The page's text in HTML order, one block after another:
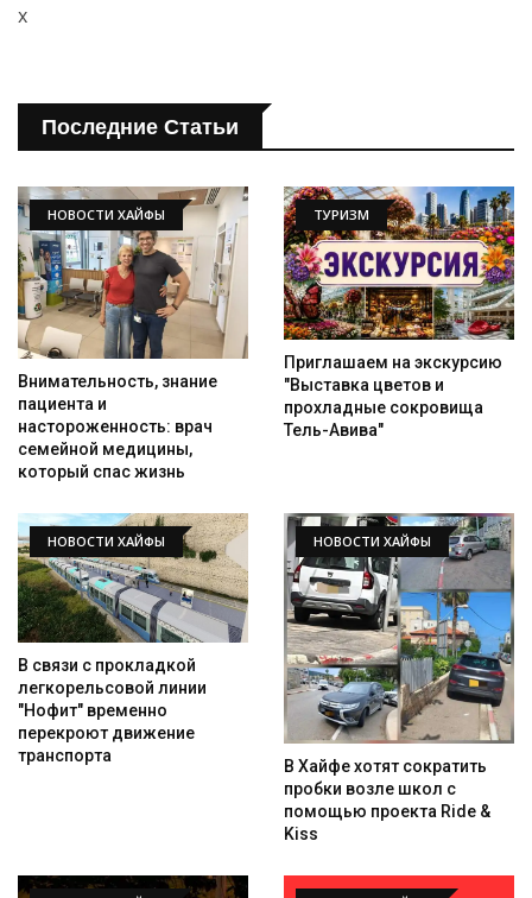
x
Последние Статьи
НОВОСТИ ХАЙФЫ
Внимательность, знание
пациента и
настороженность: врач
семейной медицины,
который спас жизнь
ТУРИЗМ
Приглашаем на экскурсию
"Выставка цветов и
прохладные сокровища
Тель-Авива"
НОВОСТИ ХАЙФЫ
В связи с прокладкой
легкорельсовой линии
"Нофит" временно
перекроют движение
транспорта
НОВОСТИ ХАЙФЫ
В Хайфе хотят сократить
пробки возле школ с
помощью проекта Ride &
Kiss